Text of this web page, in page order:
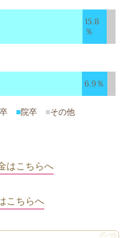
15.8
％
6.9％
卒 ■院卒 ■その他
はこちらへ
こちらへ